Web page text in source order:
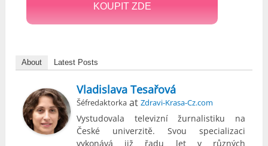
KOUPIT ZDE
About Latest Posts
Vladislava Tesařová
Šéfredaktorka atZdravi-Krasa-Cz.com
Vystudovala televizní žurnalistiku na
České univerzitě. Svou specializaci
vykonává již řadu let v různých